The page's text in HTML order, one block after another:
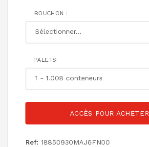
BOUCHON :
PALETS:
ACCÈS POUR ACHETER
Ref: 18850930MAJ6FN00